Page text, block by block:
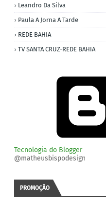
Leandro Da Silva
Paula A Jorna A Tarde
REDE BAHIA
TV SANTA CRUZ-REDE BAHIA
Tecnologia do Blogger
@matheusbispodesign
PROMOÇÃO